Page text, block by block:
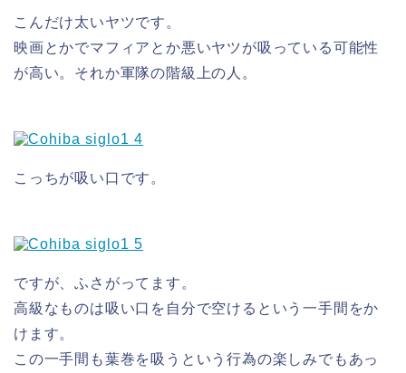
こんだけ太いヤツです。
映画とかでマフィアとか悪いヤツが吸っている可能性
が高い。それか軍隊の階級上の人。
こっちが吸い口です。
ですが、ふさがってます。
高級なものは吸い口を自分で空けるという一手間をか
けます。
この一手間も葉巻を吸うという行為の楽しみでもあっ